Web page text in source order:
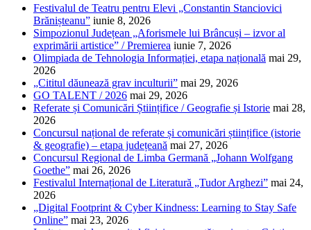
Festivalul de Teatru pentru Elevi „Constantin Stanciovici
Brănișteanu” iunie 8, 2026
Simpozionul Județean „Aforismele lui Brâncuși – izvor al
exprimării artistice” / Premierea iunie 7, 2026
Olimpiada de Tehnologia Informației, etapa națională mai 29,
2026
„Cititul dăunează grav inculturii” mai 29, 2026
GO TALENT / 2026 mai 29, 2026
Referate și Comunicări Științifice / Geografie și Istorie mai 28,
2026
Concursul național de referate și comunicări științifice (istorie
& geografie) – etapa județeană mai 27, 2026
Concursul Regional de Limba Germană „Johann Wolfgang
Goethe” mai 26, 2026
Festivalul Internațional de Literatură „Tudor Arghezi” mai 24,
2026
„Digital Footprint & Cyber Kindness: Learning to Stay Safe
Online” mai 23, 2026